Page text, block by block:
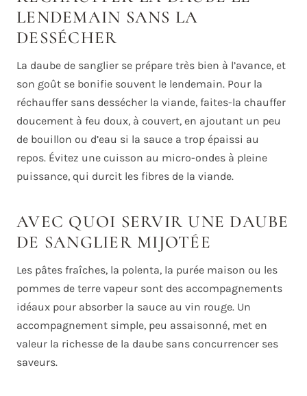
LENDEMAIN SANS LA
DESSÉCHER
La daube de sanglier se prépare très bien à l’avance, et
son goût se bonifie souvent le lendemain. Pour la
réchauffer sans dessécher la viande, faites-la chauffer
doucement à feu doux, à couvert, en ajoutant un peu
de bouillon ou d’eau si la sauce a trop épaissi au
repos. Évitez une cuisson au micro-ondes à pleine
puissance, qui durcit les fibres de la viande.
AVEC QUOI SERVIR UNE DAUBE
DE SANGLIER MIJOTÉE
Les pâtes fraîches, la polenta, la purée maison ou les
pommes de terre vapeur sont des accompagnements
idéaux pour absorber la sauce au vin rouge. Un
accompagnement simple, peu assaisonné, met en
valeur la richesse de la daube sans concurrencer ses
saveurs.